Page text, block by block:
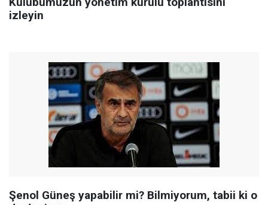
izleyin
Şenol Güneş yapabilir mi? Bilmiyorum, tabii ki o